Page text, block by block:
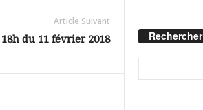
Article Suivant
du 11 février 2018 Rechercher